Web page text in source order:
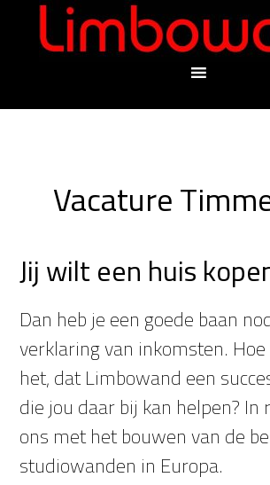
Vacature
Jij wilt een huis
Dan heb je een goede baan
verklaring van inkomsten.
het, dat Limbowand een
die jou daar bij kan helpen? In
ons met het bouwen van de
studiowanden in Europa.